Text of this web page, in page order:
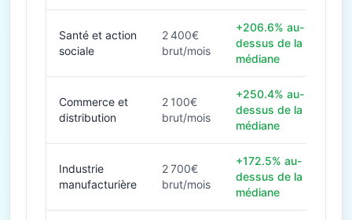
Santé et action
sociale
2 400€
brut/mois
+206.6% au-
dessus de la
médiane
Commerce et
distribution
2 100€
brut/mois
+250.4% au-
dessus de la
médiane
Industrie
manufacturière
2 700€
brut/mois
+172.5% au-
dessus de la
médiane